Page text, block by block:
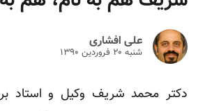
علی افشاری
شنبه ۲۰ فروردين ۱۳۹۰
دکتر محمد شریف وکیل و استاد